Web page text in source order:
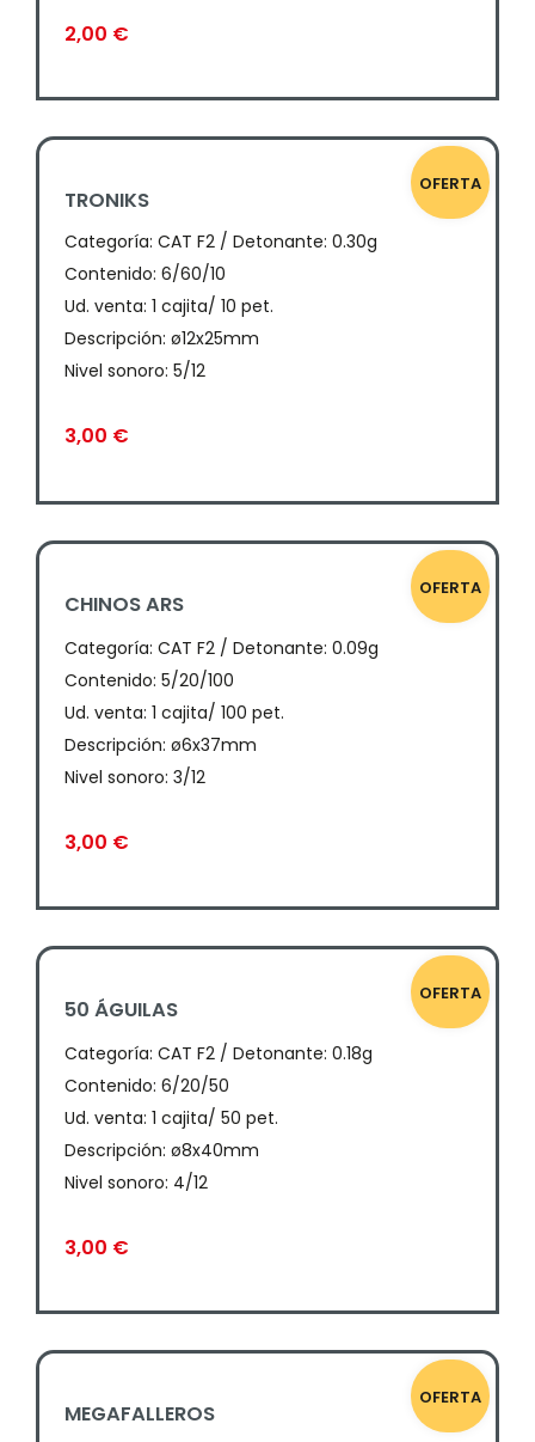
2,00 €
OFERTA
TRONIKS
Categoría: CAT F2 / Detonante: 0.30g
Contenido: 6/60/10
Ud. venta: 1 cajita/ 10 pet.
Descripción: ø12x25mm
Nivel sonoro: 5/12
3,00 €
OFERTA
CHINOS ARS
Categoría: CAT F2 / Detonante: 0.09g
Contenido: 5/20/100
Ud. venta: 1 cajita/ 100 pet.
Descripción: ø6x37mm
Nivel sonoro: 3/12
3,00 €
OFERTA
50 ÁGUILAS
Categoría: CAT F2 / Detonante: 0.18g
Contenido: 6/20/50
Ud. venta: 1 cajita/ 50 pet.
Descripción: ø8x40mm
Nivel sonoro: 4/12
3,00 €
OFERTA
MEGAFALLEROS